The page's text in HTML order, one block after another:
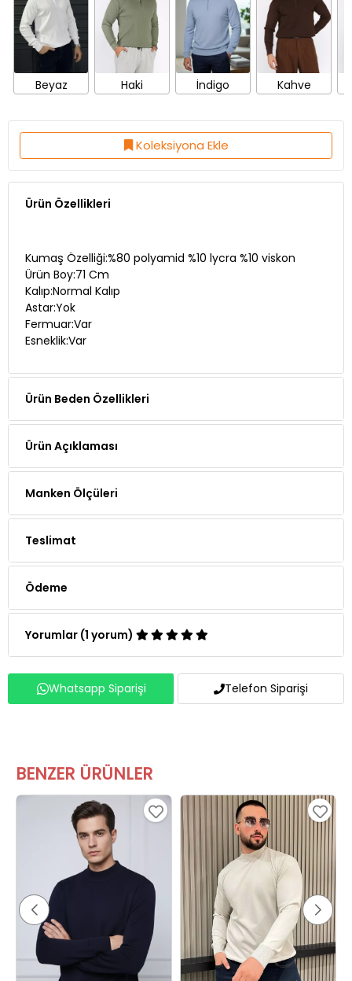
Beyaz Haki İndigo Kahve
Koleksiyona Ekle
Ürün Özellikleri
Kumaş Özelliği:%80 polyamid %10 lycra %10 viskon
Ürün Boy:71 Cm
Kalıp:Normal Kalıp
Astar:Yok
Fermuar:Var
Esneklik:Var
Ürün Beden Özellikleri
Ürün Açıklaması
Manken Ölçüleri
Teslimat
Ödeme
Yorumlar (1 yorum)
Whatsapp Siparişi Telefon Siparişi
BENZER ÜRÜNLER